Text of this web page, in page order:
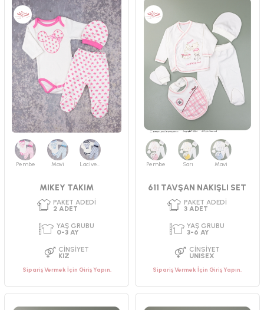
PAKET ADEDI
3ADET
YAŞ GRUBU
3-6 AY
CINSIYET
PAKET ADEDI
ADET
YAŞ GRUBU
0-3 AY
CINSIYET
ERKEK
Pembe Mavi Lacivert
MIKEY TAKIM
Sipariş Vermek İçin Giriş Yapın.
Pembe Sarı Mavi
611 TAVŞAN NAKIŞLI SET
Sipariş Vermek İçin Giriş Yapın.